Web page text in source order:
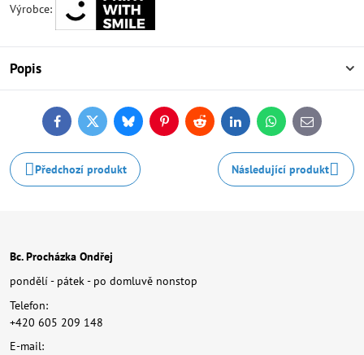
Výrobce:
Popis
FacebookTwitterBlueskyPinterestReddit LinkedInWhatsApp
E-
mail
Předchozí produkt Následující produkt
Bc. Procházka Ondřej
pondělí - pátek - po domluvě nonstop
Telefon:
+420 605 209 148
E-mail: